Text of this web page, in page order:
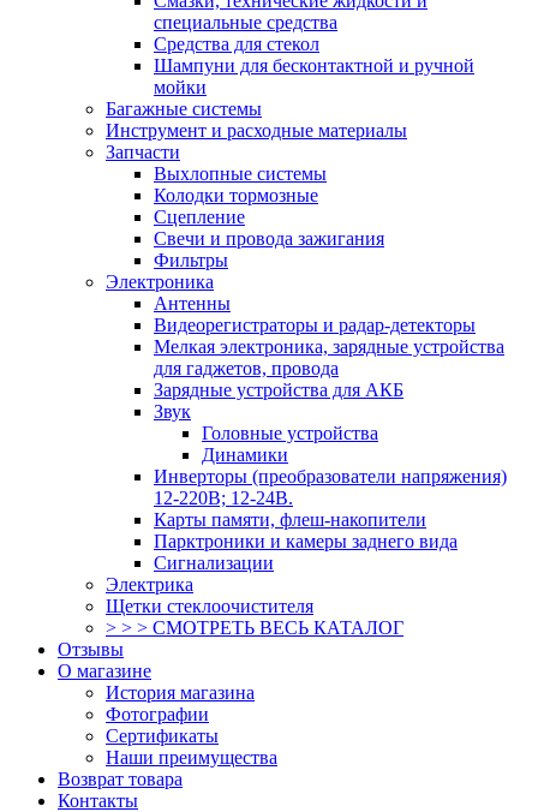
специальные средства
Средства для стекол
Шампуни для бесконтактной и ручной
мойки
Багажные системы
Инструмент и расходные материалы
Запчасти
Выхлопные системы
Колодки тормозные
Сцепление
Свечи и провода зажигания
Фильтры
Электроника
Антенны
Видеорегистраторы и радар-детекторы
Мелкая электроника, зарядные устройства
для гаджетов, провода
Зарядные устройства для АКБ
Звук
Головные устройства
Динамики
Инверторы (преобразователи напряжения)
12-220В; 12-24В.
Карты памяти, флеш-накопители
Парктроники и камеры заднего вида
Сигнализации
Электрика
Щетки стеклоочистителя
> > > СМОТРЕТЬ ВЕСЬ КАТАЛОГ
Отзывы
О магазине
История магазина
Фотографии
Сертификаты
Наши преимущества
Возврат товара
Контакты